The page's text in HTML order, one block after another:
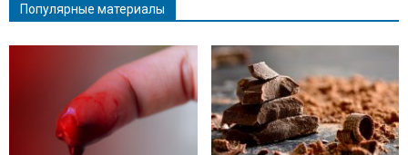
Популярные материалы